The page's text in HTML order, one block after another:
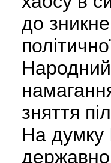
до
зняття
На думку